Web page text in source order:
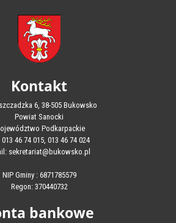
Kontakt
6, 38-505 Bukowsko
Powiat Sanocki
Podkarpackie
46 74 015, 013 46 74 024
sekretariat@bukowsko.pl
NIP Gminy : 6871785579
Regon: 370440732
bankowe